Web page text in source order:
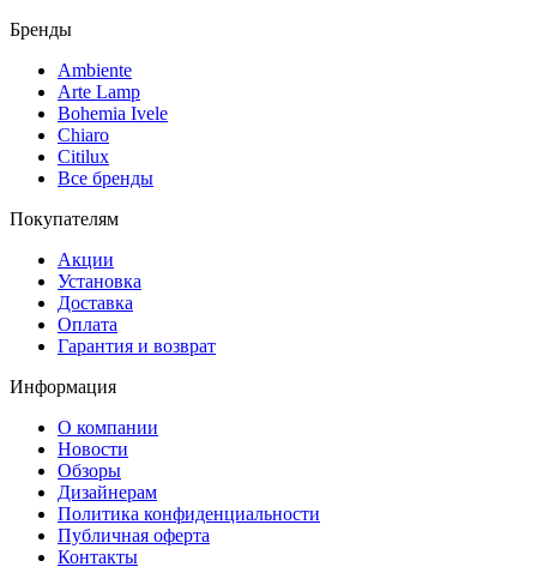
Бренды
Ambiente
Arte Lamp
Bohemia Ivele
Chiaro
Citilux
Все бренды
Покупателям
Акции
Установка
Доставка
Оплата
Гарантия и возврат
Информация
О компании
Новости
Обзоры
Дизайнерам
Политика конфиденциальности
Публичная оферта
Контакты